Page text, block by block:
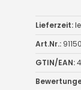
Lieferzeit:
Art.Nr.:
GTIN/EAN: